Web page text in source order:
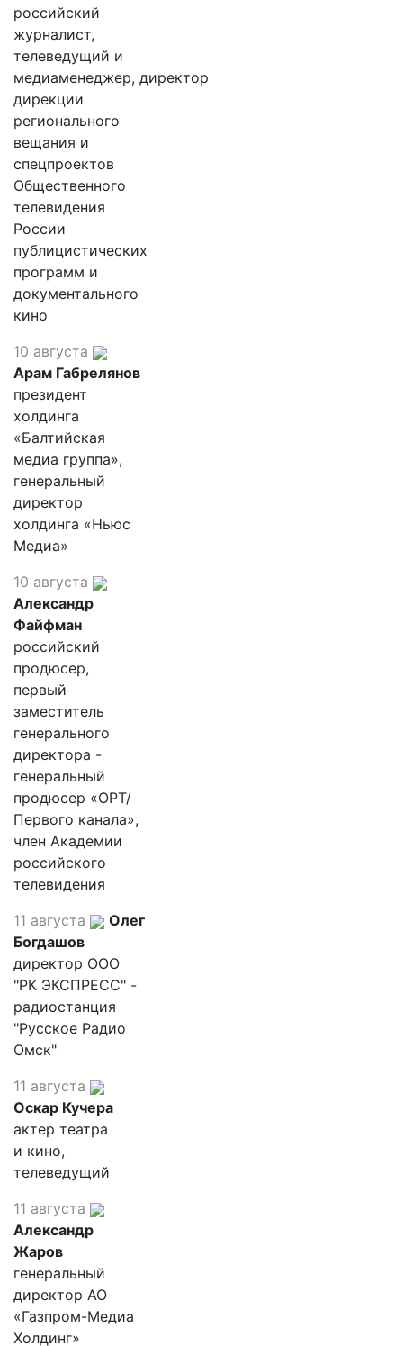
российский
журналист,
телеведущий и
медиаменеджер, директор
дирекции
регионального
вещания и
спецпроектов
Общественного
телевидения
России
публицистических
программ и
документального
кино
10 августа
Арам Габрелянов
президент
холдинга
«Балтийская
медиа группа»,
генеральный
директор
холдинга «Ньюс
Медиа»
10 августа
Александр
Файфман
российский
продюсер,
первый
заместитель
генерального
директора -
генеральный
продюсер «ОРТ/
Первого канала»,
член Академии
российского
телевидения
11 августа
Олег
Богдашов
директор ООО
"РК ЭКСПРЕСС" -
радиостанция
"Русское Радио
Омск"
11 августа
Оскар Кучера
актер театра
и кино,
телеведущий
11 августа
Александр
Жаров
генеральный
директор АО
«Газпром-Медиа
Холдинг»